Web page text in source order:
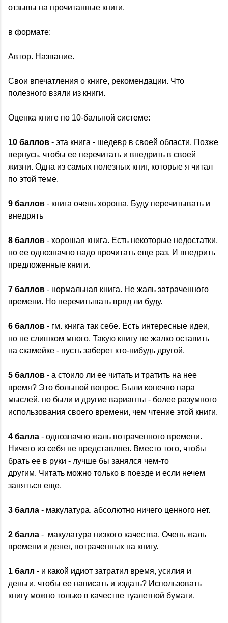
отзывы на прочитанные книги.
в формате:
Автор. Название.
Свои впечатления о книге, рекомендации. Что
полезного взяли из книги.
Оценка книге по 10-бальной системе:
10 баллов - эта книга - шедевр в своей области. Позже
вернусь, чтобы ее перечитать и внедрить в своей
жизни. Одна из самых полезных книг, которые я читал
по этой теме.
9 баллов - книга очень хороша. Буду перечитывать и
внедрять
8 баллов - хорошая книга. Есть некоторые недостатки,
но ее однозначно надо прочитать еще раз. И внедрить
предложенные книги.
7 баллов - нормальная книга. Не жаль затраченного
времени. Но перечитывать вряд ли буду.
6 баллов - гм. книга так себе. Есть интересные идеи,
но не слишком много. Такую книгу не жалко оставить
на скамейке - пусть заберет кто-нибудь другой.
5 баллов - а стоило ли ее читать и тратить на нее
время? Это большой вопрос. Были конечно пара
мыслей, но были и другие варианты - более разумного
использования своего времени, чем чтение этой книги.
4 балла - однозначно жаль потраченного времени.
Ничего из себя не представляет. Вместо того, чтобы
брать ее в руки - лучше бы занялся чем-то
другим. Читать можно только в поезде и если нечем
заняться еще.
3 балла - макулатура. абсолютно ничего ценного нет.
2 балла - макулатура низкого качества. Очень жаль
времени и денег, потраченных на книгу.
1 балл - и какой идиот затратил время, усилия и
деньги, чтобы ее написать и издать? Использовать
книгу можно только в качестве туалетной бумаги.